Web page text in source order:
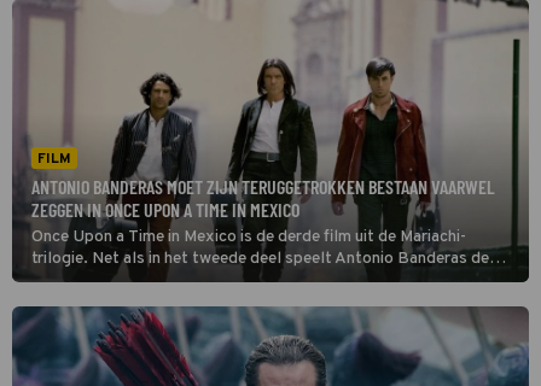
FILM
ANTONIO BANDERAS MOET ZIJN TERUGGETROKKEN BESTAAN VAARWEL
ZEGGEN IN ONCE UPON A TIME IN MEXICO
Once Upon a Time in Mexico is de derde film uit de Mariachi-
trilogie. Net als in het tweede deel speelt Antonio Banderas de
hoofdrol.